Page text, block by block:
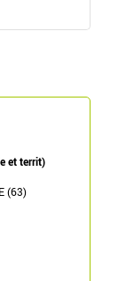
et territ)
(63)